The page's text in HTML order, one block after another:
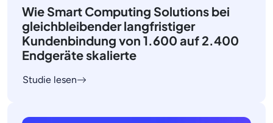
Wie Smart Computing Solutions bei
gleichbleibender langfristiger
Kundenbindung von 1.600 auf 2.400
Endgeräte skalierte
Studie lesen